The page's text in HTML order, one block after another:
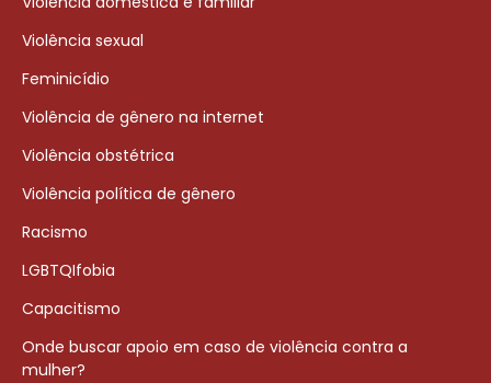
Violência sexual
Feminicídio
Violência de gênero na internet
Violência obstétrica
Violência política de gênero
Racismo
LGBTQIfobia
Capacitismo
Onde buscar apoio em caso de violência contra a
mulher?